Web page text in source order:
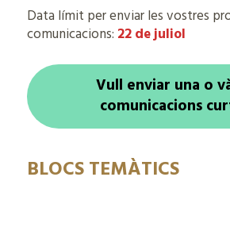
Data límit per enviar les vostres
comunicacions: 22 de juliol
Vull enviar una o
comunicacions
BLOCS TEMÀTICS